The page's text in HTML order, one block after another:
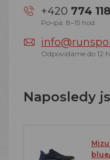
+420 774
Po–pá: 8–15 hod.
Odpovídáme do 12
Naposledy